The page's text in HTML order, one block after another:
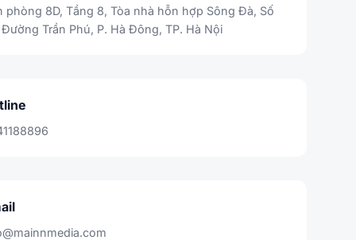
phòng 8D, Tầng 8, Tòa nhà hỗn hợp Sông Đà, Số
Đường Trần Phú, P. Hà Đông, TP. Hà Nội